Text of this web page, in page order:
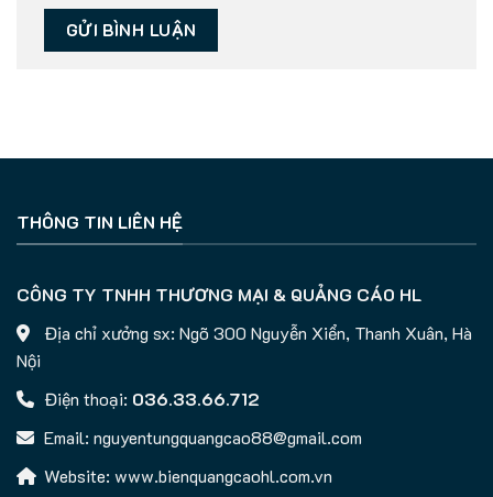
THÔNG TIN LIÊN HỆ
CÔNG TY TNHH THƯƠNG MẠI & QUẢNG CÁO HL
Địa chỉ xưởng sx: Ngõ 300 Nguyễn Xiển, Thanh Xuân, Hà
Nội
Điện thoại: 036.33.66.712
Email: nguyentungquangcao88@gmail.com
Website: www.bienquangcaohl.com.vn